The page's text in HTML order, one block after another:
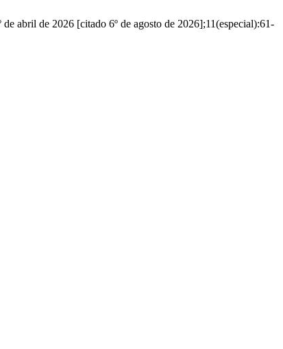
abril de 2026 [citado 6º de agosto de 2026];11(especial):61-